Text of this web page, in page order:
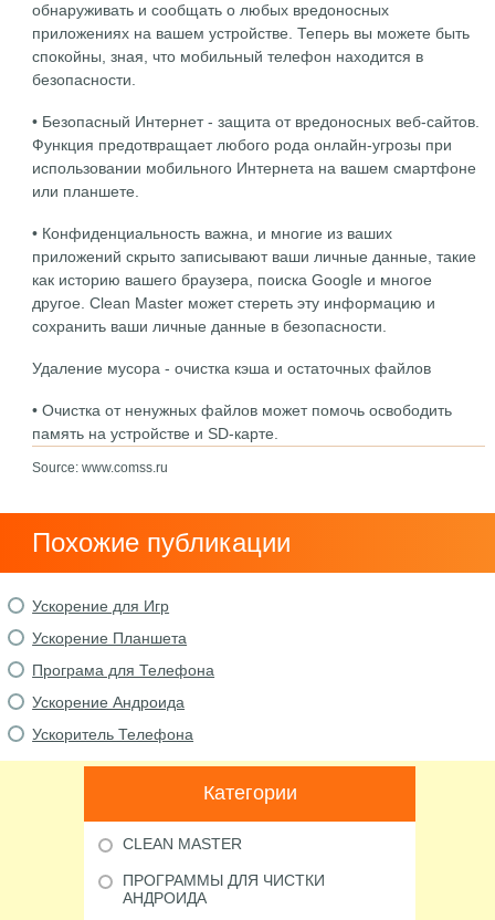
обнаруживать и сообщать о любых вредоносных
приложениях на вашем устройстве. Теперь вы можете быть
спокойны, зная, что мобильный телефон находится в
безопасности.
• Безопасный Интернет - защита от вредоносных веб-сайтов.
Функция предотвращает любого рода онлайн-угрозы при
использовании мобильного Интернета на вашем смартфоне
или планшете.
• Конфиденциальность важна, и многие из ваших
приложений скрыто записывают ваши личные данные, такие
как историю вашего браузера, поиска Google и многое
другое. Clean Master может стереть эту информацию и
сохранить ваши личные данные в безопасности.
Удаление мусора - очистка кэша и остаточных файлов
• Очистка от ненужных файлов может помочь освободить
память на устройстве и SD-карте.
Source: www.comss.ru
Похожие публикации
Ускорение для Игр
Ускорение Планшета
Програма для Телефона
Ускорение Андроида
Ускоритель Телефона
Категории
CLEAN MASTER
ПРОГРАММЫ ДЛЯ ЧИСТКИ
АНДРОИДА